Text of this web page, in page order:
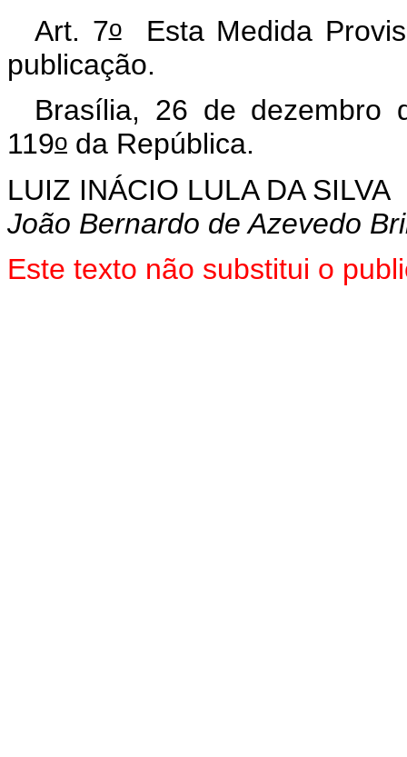
Art. 7oEsta Medida
publicação.
Brasília, 26 de dezembro
119o da República.
LUIZ INÁCIO LULA DA SILVA
João Bernardo de Azevedo
Este texto não substitui o